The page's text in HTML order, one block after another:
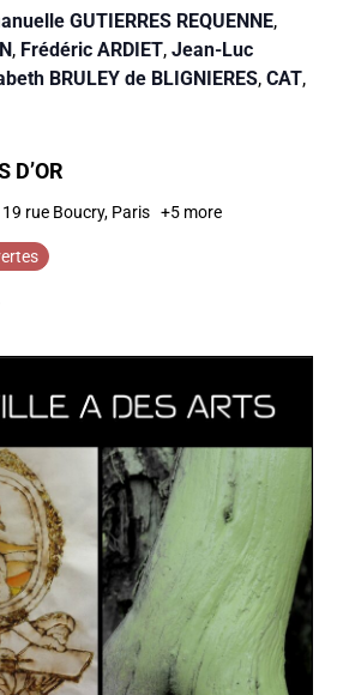
D’OR
19 rue Boucry, Paris +5 more
GUTIERRES REQUENNE,
, Frédéric ARDIET, Jean-Luc
BRULEY de BLIGNIERES, CAT,